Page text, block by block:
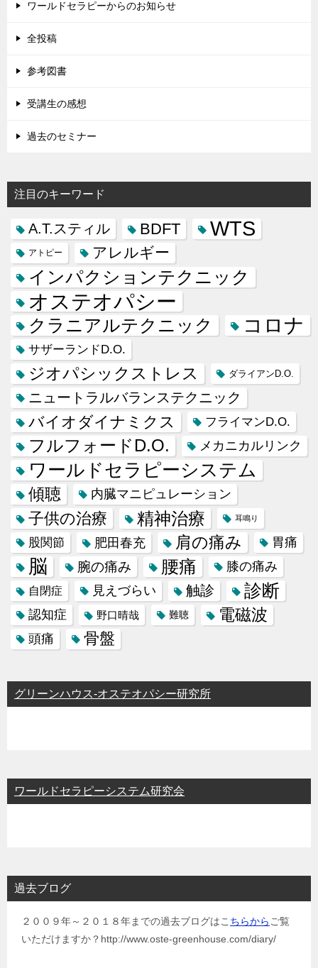
ワールドセラピーからのお知らせ
全投稿
参考図書
受講生の感想
過去のセミナー
注目のキーワード
A.T.スティル BDFT WTS
アトピー アレルギー
インパクションテクニック
オステオパシー
クラニアルテクニック コロナ
サザーランドD.O.
ジオパシックストレス ダライアンD.O.
ニュートラルバランステクニック
バイオダイナミクス フライマンD.O.
フルフォードD.O. メカニカルリンク
ワールドセラピーシステム
傾聴 内臓マニピュレーション
子供の治療 精神治療 耳鳴り
股関節 肥田春充 肩の痛み 胃痛
脳 腕の痛み 腰痛 膝の痛み
自閉症 見えづらい 触診 診断
認知症 野口晴哉 難聴 電磁波
頭痛 骨盤
グリーンハウス-オステオパシー研究所
ワールドセラピーシステム研究会
過去ブログ
２００９年～２０１８年までの過去ブログはこ ちらから ご覧
いただけますか？http://www.oste-greenhouse.com/diary/